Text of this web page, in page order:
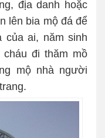
địa danh hoặc
lên bia mộ đá để
của ai, năm sinh
đi thăm mồ
mộ nhà người